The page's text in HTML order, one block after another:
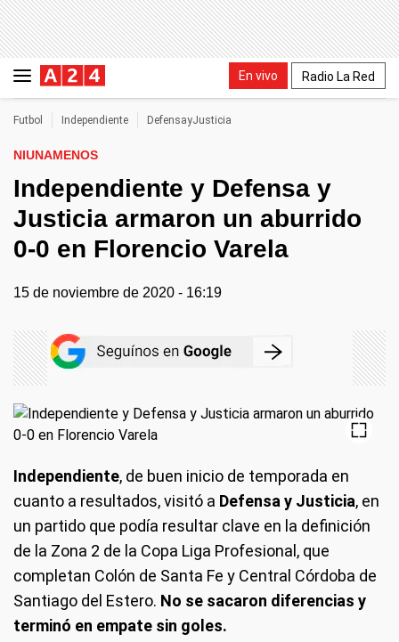
En vivo Radio La Red
Futbol Independiente DefensayJusticia
NIUNAMENOS
Independiente y Defensa y
Justicia armaron un aburrido
0-0 en Florencio Varela
15 de noviembre de 2020 - 16:19
Independiente, de buen inicio de temporada en
cuanto a resultados, visitó a Defensa y Justicia, en
un partido que podía resultar clave en la definición
de la Zona 2 de la Copa Liga Profesional, que
completan Colón de Santa Fe y Central Córdoba de
Santiago del Estero. No se sacaron diferencias y
terminó en empate sin goles.